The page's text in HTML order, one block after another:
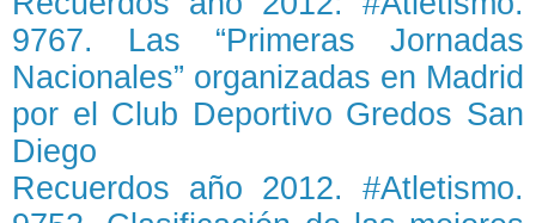
9767. Las “Primeras Jornadas
Nacionales” organizadas en Madrid
por el Club Deportivo Gredos San
Diego
Recuerdos año 2012. #Atletismo.